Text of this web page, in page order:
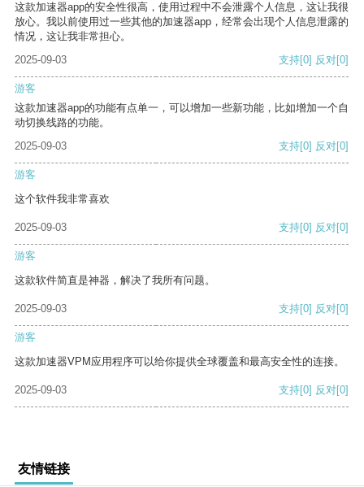
这款加速器app的安全性很高，使用过程中不会泄露个人信息，这让我很
放心。我以前使用过一些其他的加速器app，经常会出现个人信息泄露的
情况，这让我非常担心。
2025-09-03
支持[0] 反对[0]
游客
这款加速器app的功能有点单一，可以增加一些新功能，比如增加一个自
动切换线路的功能。
2025-09-03
支持[0] 反对[0]
游客
这个软件我非常喜欢
2025-09-03 支持[0] 反对[0]
游客
这款软件简直是神器，解决了我所有问题。
2025-09-03 支持[0] 反对[0]
游客
这款加速器VPM应用程序可以给你提供全球覆盖和最高安全性的连接。
2025-09-03 支持[0] 反对[0]
友情链接